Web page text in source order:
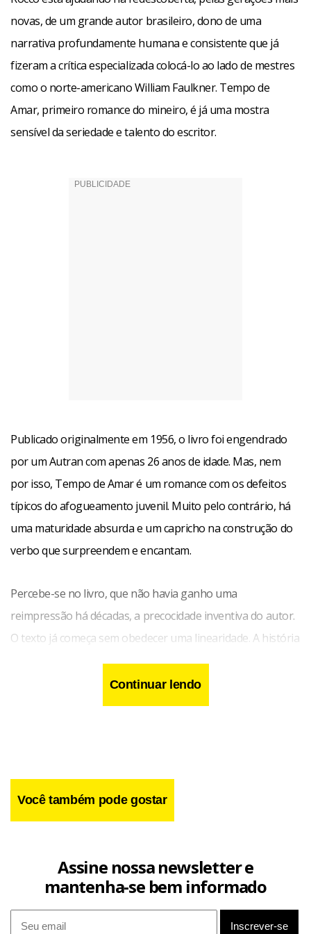
construídos da literatura nacional brasileira. A sua errância
angustiante, o medo de ser feliz, a sua inconformidade
pachorrenta são delineados pelo autor com maestria e
riqueza psicológica.
mineiras histórias universais e atemporais. Retratos de um
cotidiano que vive sob o peso de tradições e de dores
secretas. Un livro belo e dolorido.
Facebook
WhatsApp
LinkedIn
Twitter
X Telegram
Share
novas, de um grande autor brasileiro, dono de uma
narrativa profundamente humana e consistente que já
fizeram a crítica especializada colocá-lo ao lado de mestres
como o norte-americano William Faulkner. Tempo de
Amar, primeiro romance do mineiro, é já uma mostra
sensível da seriedade e talento do escritor.
Publicado originalmente em 1956, o livro foi engendrado
por um Autran com apenas 26 anos de idade. Mas, nem
por isso, Tempo de Amar é um romance com os defeitos
típicos do afogueamento juvenil. Muito pelo contrário, há
uma maturidade absurda e um capricho na construção do
verbo que surpreendem e encantam.
Percebe-se no livro, que não havia ganho uma
reimpressão há décadas, a precocidade inventiva do autor.
O texto já começa sem obedecer uma linearidade. A história
de Ismael, um “homem cinzento”, como ele mesmo se
autoproclama, na primeira parte de três da obra, alterna
passado e presente em capítulos curtos e essenciais para
Continuar lendo
Você também pode gostar
Assine nossa newsletter e
mantenha-se bem informado